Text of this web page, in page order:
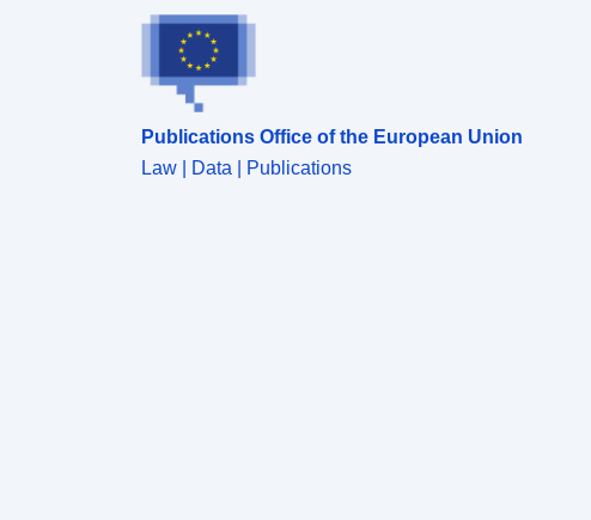
Publications Office of the European Union
Law | Data | Publications